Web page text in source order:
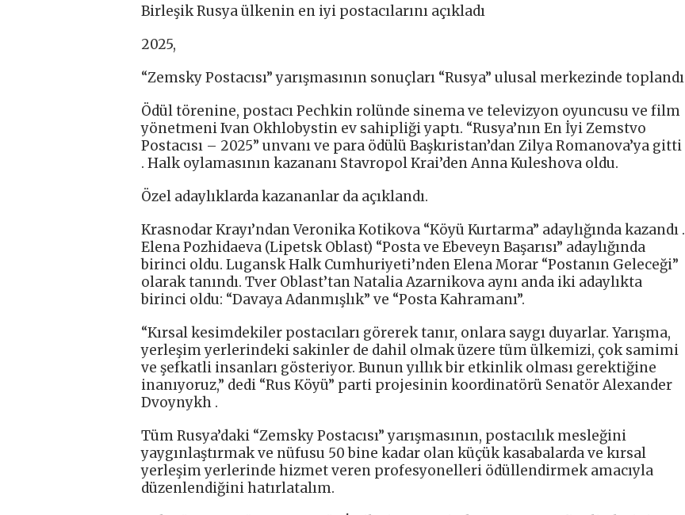
Birleşik Rusya ülkenin en iyi postacılarını açıkladı
2025,
“Zemsky Postacısı” yarışmasının sonuçları “Rusya” ulusal merkezinde toplandı
Ödül törenine, postacı Pechkin rolünde sinema ve televizyon oyuncusu ve film
yönetmeni Ivan Okhlobystin ev sahipliği yaptı. “Rusya’nın En İyi Zemstvo
Postacısı – 2025” unvanı ve para ödülü Başkıristan’dan Zilya Romanova’ya gitti
. Halk oylamasının kazananı Stavropol Krai’den Anna Kuleshova oldu.
Özel adaylıklarda kazananlar da açıklandı.
Krasnodar Krayı’ndan Veronika Kotikova “Köyü Kurtarma” adaylığında kazandı .
Elena Pozhidaeva (Lipetsk Oblast) “Posta ve Ebeveyn Başarısı” adaylığında
birinci oldu. Lugansk Halk Cumhuriyeti’nden Elena Morar “Postanın Geleceği”
olarak tanındı. Tver Oblast’tan Natalia Azarnikova aynı anda iki adaylıkta
birinci oldu: “Davaya Adanmışlık” ve “Posta Kahramanı”.
“Kırsal kesimdekiler postacıları görerek tanır, onlara saygı duyarlar. Yarışma,
yerleşim yerlerindeki sakinler de dahil olmak üzere tüm ülkemizi, çok samimi
ve şefkatli insanları gösteriyor. Bunun yıllık bir etkinlik olması gerektiğine
inanıyoruz,” dedi “Rus Köyü” parti projesinin koordinatörü Senatör Alexander
Dvoynykh .
Tüm Rusya’daki “Zemsky Postacısı” yarışmasının, postacılık mesleğini
yaygınlaştırmak ve nüfusu 50 bine kadar olan küçük kasabalarda ve kırsal
yerleşim yerlerinde hizmet veren profesyonelleri ödüllendirmek amacıyla
düzenlendiğini hatırlatalım.